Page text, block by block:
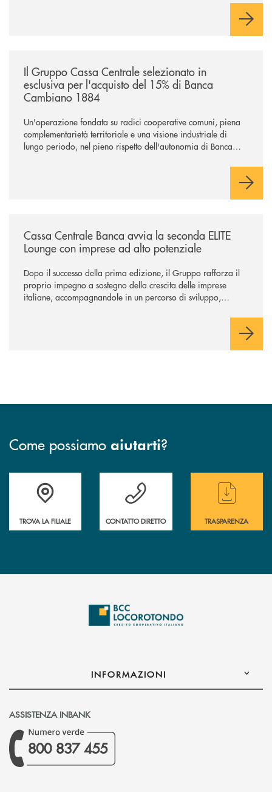
comuni e sulla prossimità ai territori, per ampliare l’offerta e
Il Gruppo Cassa Centrale selezionato in
esclusiva per l'acquisto del 15% di Banca
Cambiano 1884
Un'operazione fondata su radici cooperative comuni, piena
complementarietà territoriale e una visione industriale di
lungo periodo, nel pieno rispetto dell'autonomia di Banca
negoziazione esclusiva per la finalizzazione dell’operazione.
Cassa Centrale Banca avvia la seconda ELITE
Lounge con imprese ad alto potenziale
Dopo il successo della prima edizione, il Gruppo rafforza il
proprio impegno a sostegno della crescita delle imprese
italiane, accompagnandole in un percorso di sviluppo,
Come possiamo aiutarti?
Accedi all' elenco completo delle filiali
TROVA LA FILIALE
Hai bisogno di assistenza immediata ?
CONTATTO DIRETTO
Hai bisogno di
TRASPARENZA
INFORMAZIONI
ASSISTENZA INBANK
800 837 455